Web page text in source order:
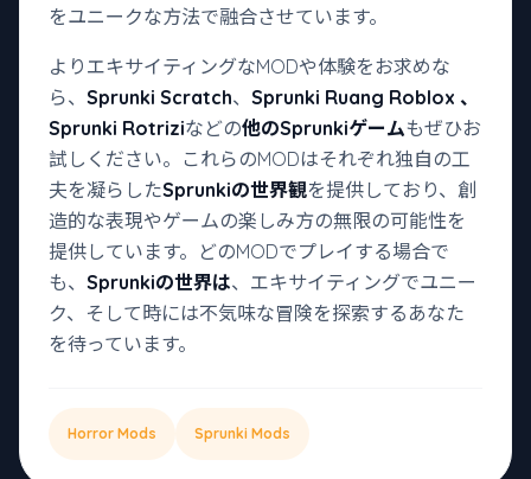
をユニークな方法で融合させています。
よりエキサイティングなMODや体験をお求めな
ら、 Sprunki Scratch、 Sprunki Ruang Roblox 、
Sprunki Rotriziなどの他のSprunkiゲームもぜひお
試しください。これらのMODはそれぞれ独自の工
夫を凝らしたSprunkiの世界観を提供しており、創
造的な表現やゲームの楽しみ方の無限の可能性を
提供しています。どのMODでプレイする場合で
も、 Sprunkiの世界は、エキサイティングでユニー
ク、そして時には不気味な冒険を探索するあなた
を待っています。
Horror Mods Sprunki Mods